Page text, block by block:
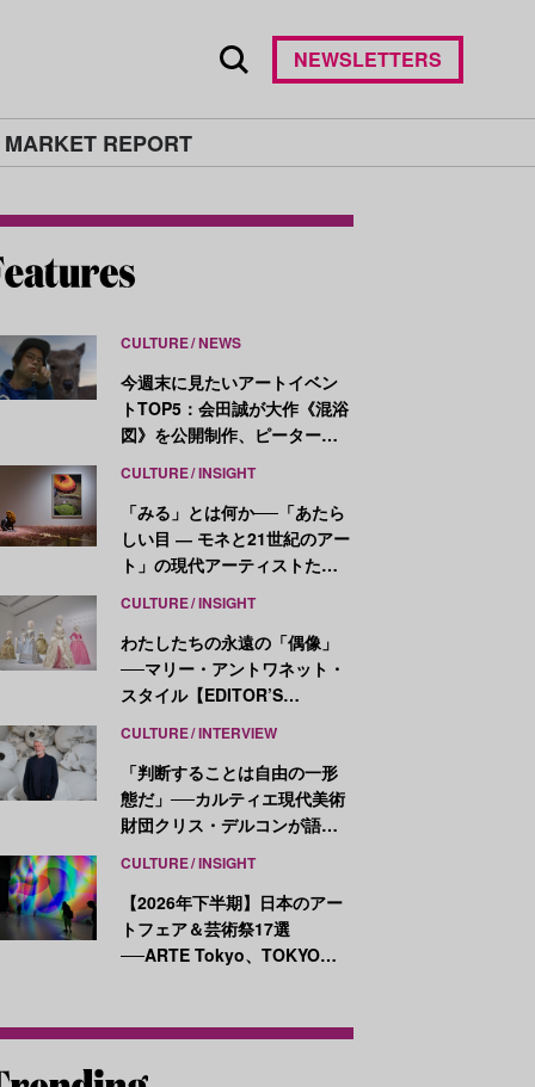
REPORT
NEWSLETTERS
CULTURE NEWS
今週末に見たいアートイベン
トTOP5：会田誠が大作《混浴
図》を公開制作、ピーター・
CULTURE INSIGHT
「みる」とは何か──「あたら
しい目 ― モネと21世紀のアー
ト」の現代アーティストたち
CULTURE INSIGHT
わたしたちの永遠の「偶像」
──マリー・アントワネット・
スタイル【EDITOR’S
CULTURE INTERVIEW
「判断することは自由の一形
態だ」──カルティエ現代美術
財団クリス・デルコンが語
CULTURE INSIGHT
【2026年下半期】日本のアー
トフェア＆芸術祭17選
──ARTE Tokyo、TOKYO